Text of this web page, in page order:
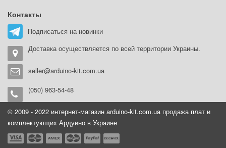
Контакты
Подписаться на новинки
Доставка осуществляется по всей территории Украины.
seller@arduino-kit.com.ua
(050) 963-54-48
© 2009 - 2022 интернет-магазин arduino-kit.com.ua продажа плат и
комплектующих Ардуино в Украине